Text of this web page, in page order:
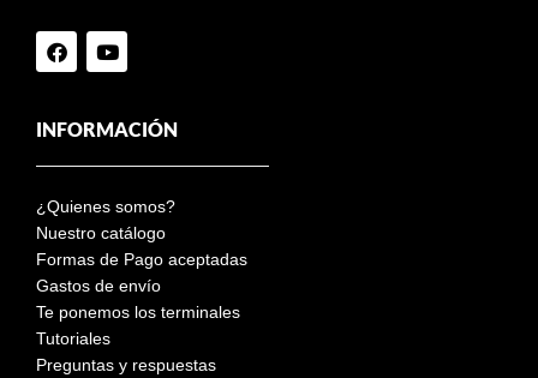
INFORMACIÓN
¿Quienes somos?
Nuestro catálogo
Formas de Pago aceptadas
Gastos de envío
Te ponemos los terminales
Tutoriales
Preguntas y respuestas